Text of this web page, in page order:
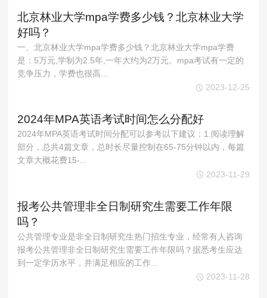
北京林业大学mpa学费多少钱？北京林业大学
好吗？
一、北京林业大学mpa学费多少钱？北京林业大学mpa学费
是：5万元,学制为2.5年,一年大约为2万元。mpa考试有一定的
竞争压力，学费也很高...
2023-12-25
2024年MPA英语考试时间怎么分配好
2024年MPA英语考试时间分配可以参考以下建议：1.阅读理解
部分，总共4篇文章，总时长尽量控制在65-75分钟以内，每篇
文章大概花费15-...
2023-11-29
报考公共管理非全日制研究生需要工作年限
吗？
公共管理专业是非全日制研究生热门招生专业，经常有人咨询
报考公共管理非全日制研究生需要工作年限吗？据悉考生应达
到一定学历水平，并满足相应的工作...
2023-11-28